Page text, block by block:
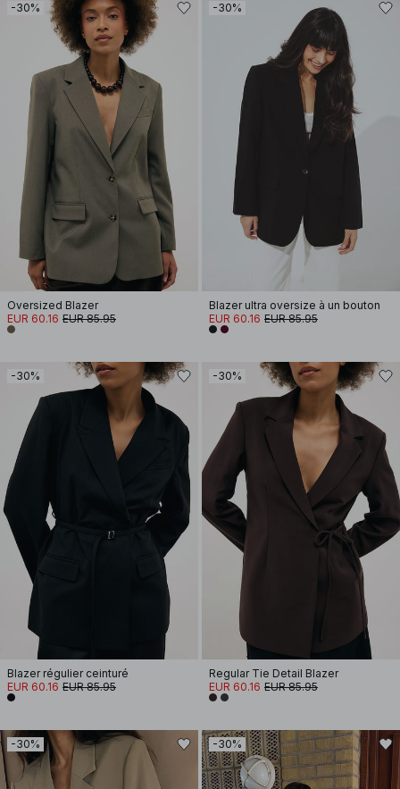
-30%
Oversized Blazer
EUR 60.16 EUR 85.95
-30%
Blazer ultra oversize à un bouton
EUR 60.16 EUR 85.95
-30%
Blazer régulier ceinturé
EUR 60.16 EUR 85.95
-30%
Regular Tie Detail Blazer
EUR 60.16 EUR 85.95
-30% -30%